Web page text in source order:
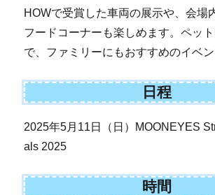
HOWで受賞した車両の展示や、会場
フードコーナーも楽しめます。ペッ
で、ファミリーにもおすすめのイベン
日程
2025年5月11日（日）MOONEYES
als 2025
時間